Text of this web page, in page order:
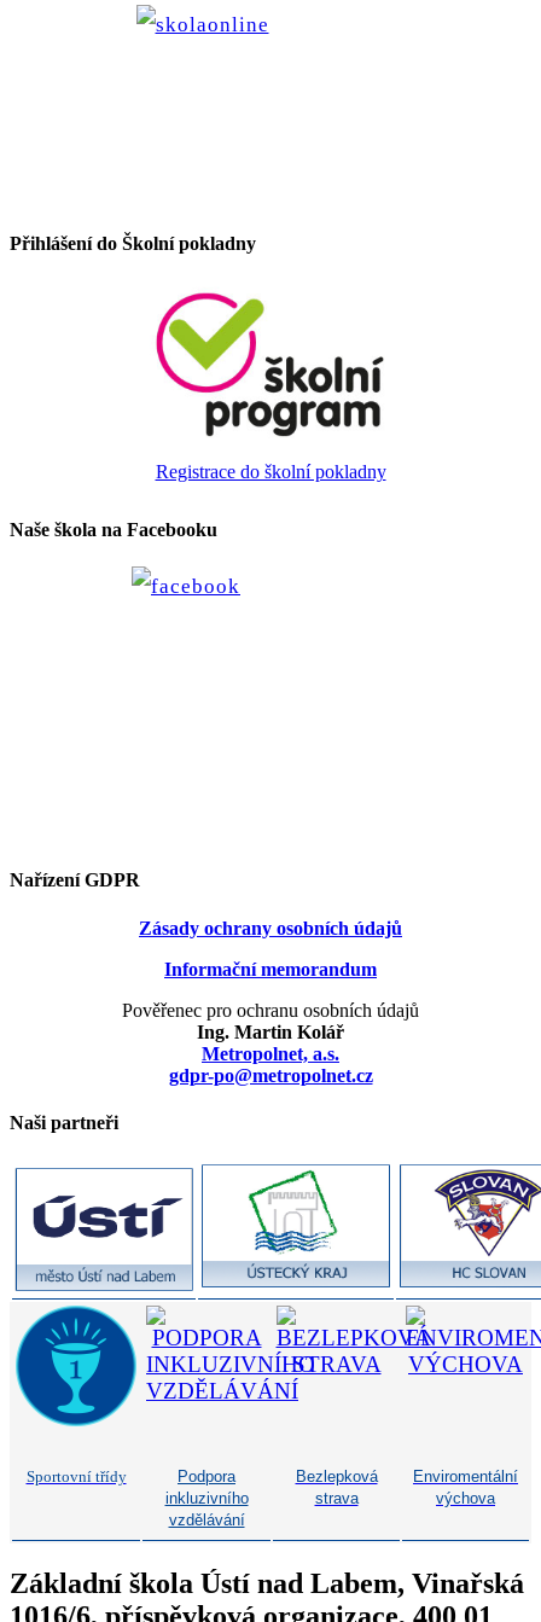
Přihlášení do Školní pokladny
Registrace do školní pokladny
Naše škola na Facebooku
Nařízení GDPR
Zásady ochrany osobních údajů
Informační memorandum
Pověřenec pro ochranu osobních údajů
Ing. Martin Kolář
Metropolnet, a.s.
gdpr-po@metropolnet.cz
Naši partneři
Sportovní třídy
Podpora
inkluzivního
vzdělávání
Bezlepková
strava
Enviromentální
výchova
Základní škola Ústí nad Labem, Vinařská